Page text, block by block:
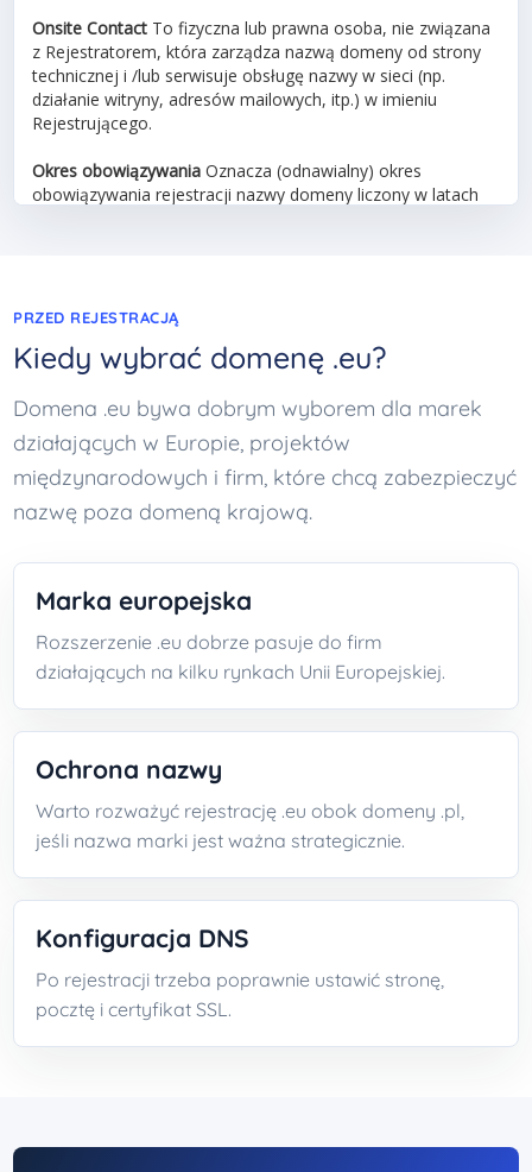
PRZED REJESTRACJĄ
Kiedy wybrać domenę .eu?
Domena .eu bywa dobrym wyborem dla marek
działających w Europie, projektów
międzynarodowych i firm, które chcą zabezpieczyć
nazwę poza domeną krajową.
Marka europejska
Rozszerzenie .eu dobrze pasuje do firm
działających na kilku rynkach Unii Europejskiej.
Ochrona nazwy
Warto rozważyć rejestrację .eu obok domeny .pl,
jeśli nazwa marki jest ważna strategicznie.
Konfiguracja DNS
Po rejestracji trzeba poprawnie ustawić stronę,
pocztę i certyfikat SSL.